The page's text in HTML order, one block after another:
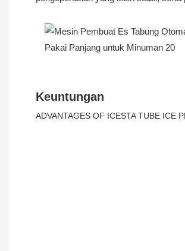
Keuntungan
ADVANTAGES OF ICESTA TUBE ICE